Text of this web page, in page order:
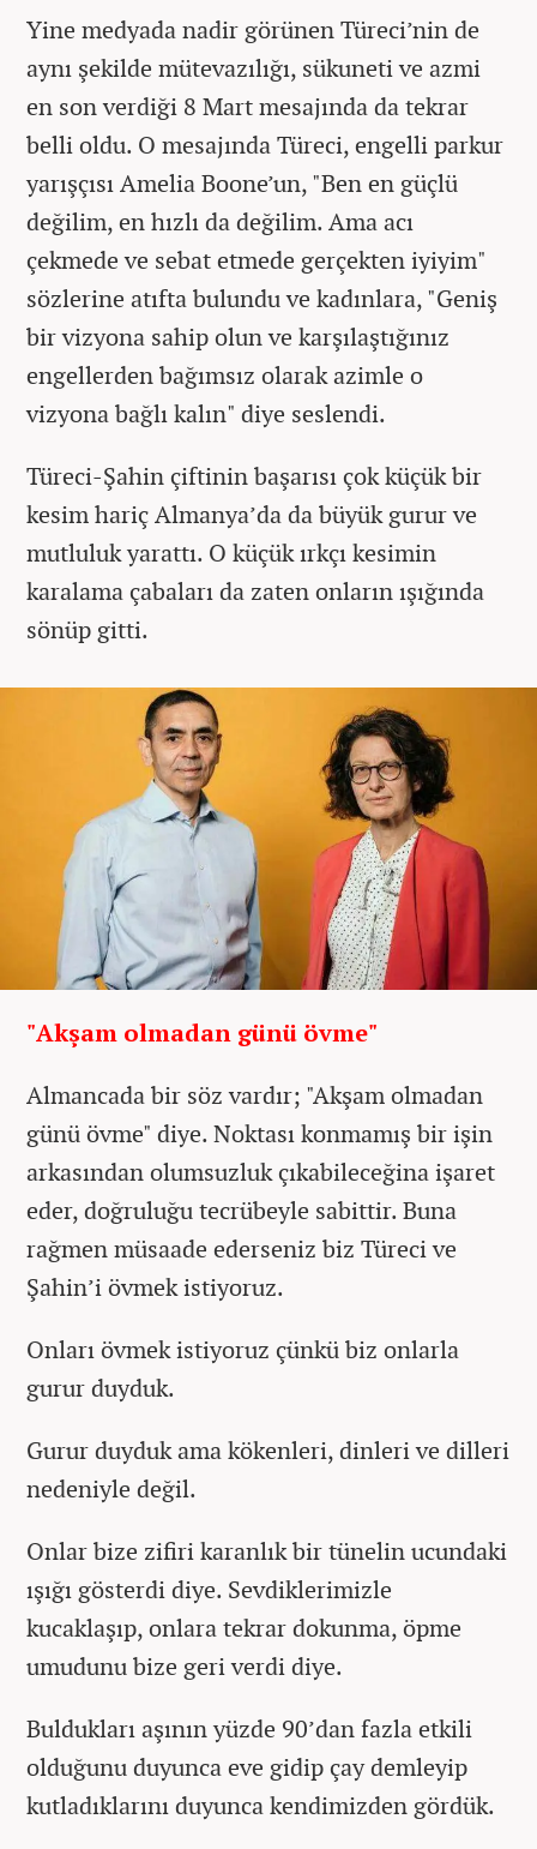
Yine medyada nadir görünen Türeci’nin de
aynı şekilde mütevazılığı, sükuneti ve azmi
en son verdiği 8 Mart mesajında da tekrar
belli oldu. O mesajında Türeci, engelli parkur
yarışçısı Amelia Boone’un, "Ben en güçlü
değilim, en hızlı da değilim. Ama acı
çekmede ve sebat etmede gerçekten iyiyim"
sözlerine atıfta bulundu ve kadınlara, "Geniş
bir vizyona sahip olun ve karşılaştığınız
engellerden bağımsız olarak azimle o
vizyona bağlı kalın" diye seslendi.
Türeci-Şahin çiftinin başarısı çok küçük bir
kesim hariç Almanya’da da büyük gurur ve
mutluluk yarattı. O küçük ırkçı kesimin
karalama çabaları da zaten onların ışığında
sönüp gitti.
"Akşam olmadan günü övme"
Almancada bir söz vardır; "Akşam olmadan
günü övme" diye. Noktası konmamış bir işin
arkasından olumsuzluk çıkabileceğina işaret
eder, doğruluğu tecrübeyle sabittir. Buna
rağmen müsaade ederseniz biz Türeci ve
Şahin’i övmek istiyoruz.
Onları övmek istiyoruz çünkü biz onlarla
gurur duyduk.
Gurur duyduk ama kökenleri, dinleri ve dilleri
nedeniyle değil.
Onlar bize zifiri karanlık bir tünelin ucundaki
ışığı gösterdi diye. Sevdiklerimizle
kucaklaşıp, onlara tekrar dokunma, öpme
umudunu bize geri verdi diye.
Buldukları aşının yüzde 90’dan fazla etkili
olduğunu duyunca eve gidip çay demleyip
kutladıklarını duyunca kendimizden gördük.